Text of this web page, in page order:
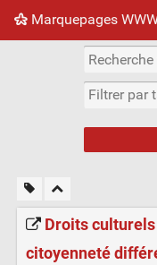
Marquepages
Nuage de tags
Droits
citoyenneté